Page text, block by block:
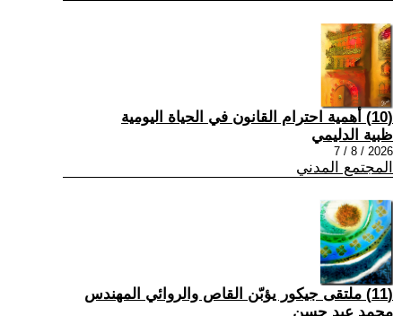
(10) أهمية احترام القانون في الحياة اليومية
ظبية الدليمي
2026 / 8 / 7
المجتمع المدني
(11) ملتقى جيكور يؤبّن القاص والروائي المهندس
محمد عبد حسن